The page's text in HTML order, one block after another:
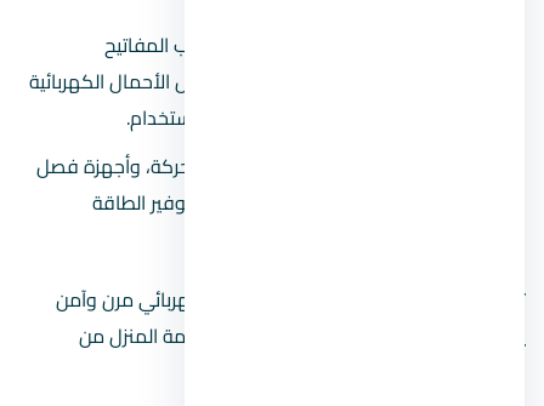
تستخدم لتركيب المفاتيح
والمقابس، ويجب اختيار علب قوية تتحمل الأحمال الكهربائية
وتثبت في أماكن استراتيجية لتسهيل الاستخدام.
تشمل مستشعرات الحركة، وأجهزة فصل
الكهرباء الأوتوماتيكية التي تساعد في توفير الطاقة
تساهم هذه المستلزمات في إنشاء نظام كهربائي مرن وآمن
يضمن الراحة للمستخدمين ويحافظ على سلامة المنزل من